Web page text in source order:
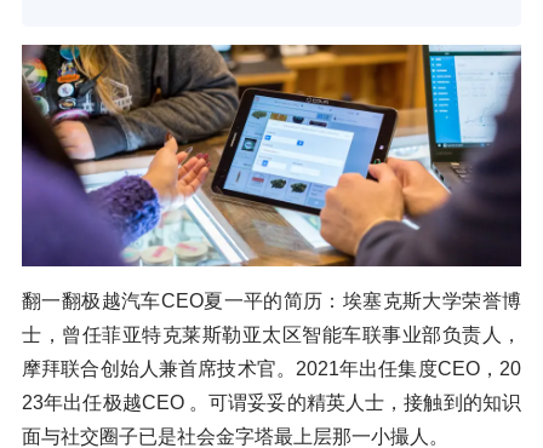
翻一翻极越汽车CEO夏一平的简历：埃塞克斯大学荣誉博
士，曾任菲亚特克莱斯勒亚太区智能车联事业部负责人，
摩拜联合创始人兼首席技术官。2021年出任集度CEO，20
23年出任极越CEO 。可谓妥妥的精英人士，接触到的知识
面与社交圈子已是社会金字塔最上层那一小撮人。